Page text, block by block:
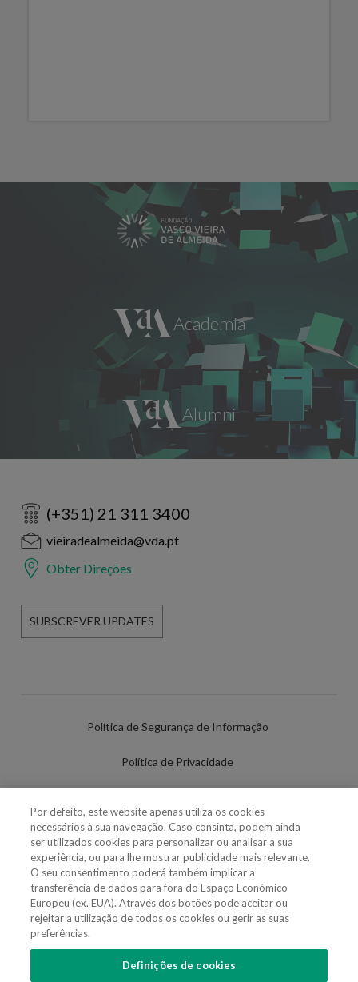
(+351) 21 311 3400
vieiradealmeida@vda.pt
Obter Direções
SUBSCREVER UPDATES
Política de Segurança de Informação
Política de Privacidade
Política de Cookies
Definições de cookies
Uso Fraudulento Nome/Marca
Por defeito, este website apenas utiliza os cookies
necessários à sua navegação. Caso consinta, podem ainda
ser utilizados cookies para personalizar ou analisar a sua
experiência, ou para lhe mostrar publicidade mais relevante.
O seu consentimento poderá também implicar a
transferência de dados para fora do Espaço Económico
Europeu (ex. EUA). Através dos botões pode aceitar ou
rejeitar a utilização de todos os cookies ou gerir as suas
preferências.
Definições de cookies